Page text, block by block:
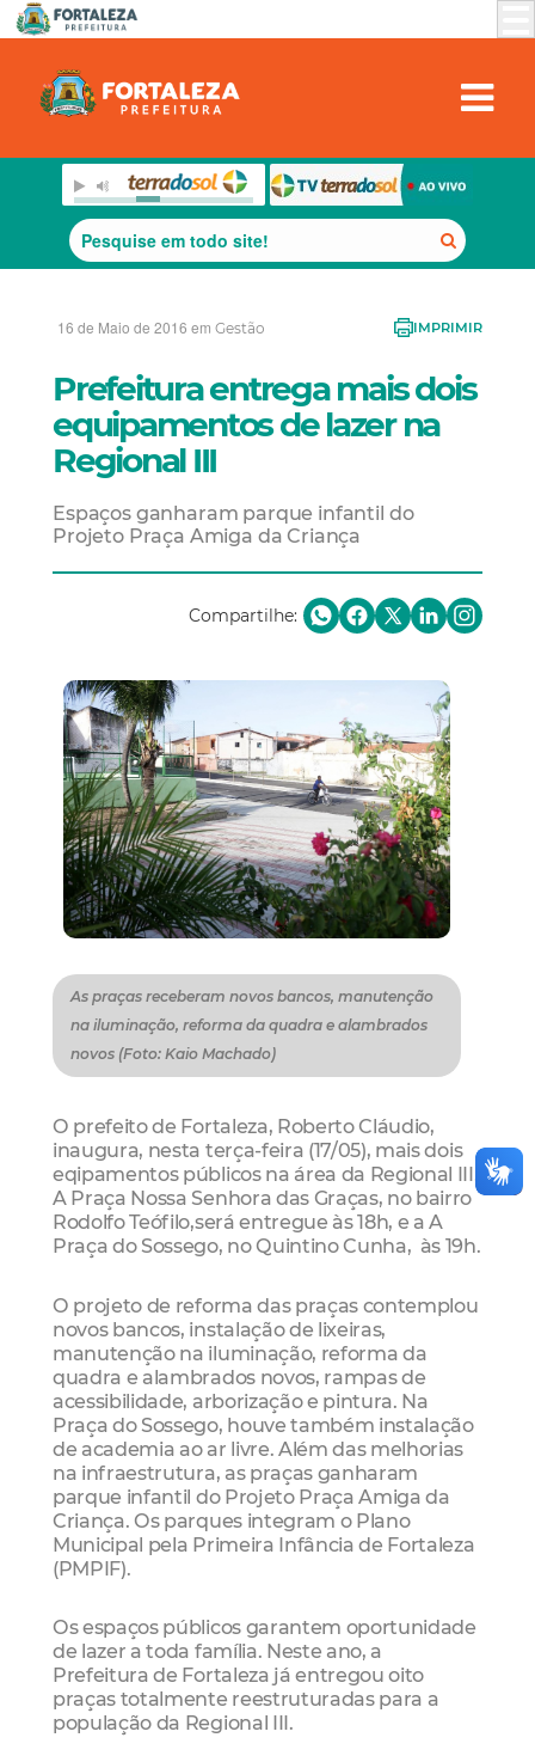
16 de Maio de 2016 em Gestão IMPRIMIR
Prefeitura entrega mais dois
equipamentos de lazer na
Regional III
Espaços ganharam parque infantil do
Projeto Praça Amiga da Criança
Compartilhe:
As praças receberam novos bancos, manutenção
na iluminação, reforma da quadra e alambrados
novos (Foto: Kaio Machado)
O prefeito de Fortaleza, Roberto Cláudio,
inaugura, nesta terça-feira (17/05), mais dois
eqipamentos públicos na área da Regional III.
A Praça Nossa Senhora das Graças, no bairro
Rodolfo Teófilo,será entregue às 18h, e aA
Praça do Sossego, no Quintino Cunha, às 19h.
O projeto de reforma das praças contemplou
novos bancos, instalação de lixeiras,
manutenção na iluminação, reforma da
quadra e alambrados novos, rampas de
acessibilidade, arborização e pintura. Na
Praça do Sossego, houve também instalação
de academia ao ar livre. Além das melhorias
na infraestrutura, as praças ganharam
parque infantil do Projeto Praça Amiga da
Criança. Os parques integram o Plano
Municipal pela Primeira Infância de Fortaleza
(PMPIF).
Os espaços públicos garantem oportunidade
de lazer a toda família. Neste ano, a
Prefeitura de Fortaleza já entregou oito
praças totalmente reestruturadas para a
população da Regional III.